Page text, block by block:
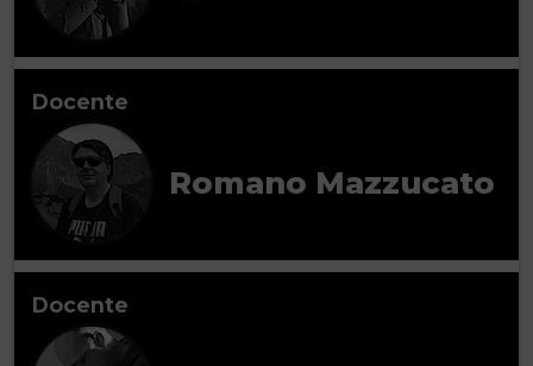
Docente
Romano Mazzucato
Docente